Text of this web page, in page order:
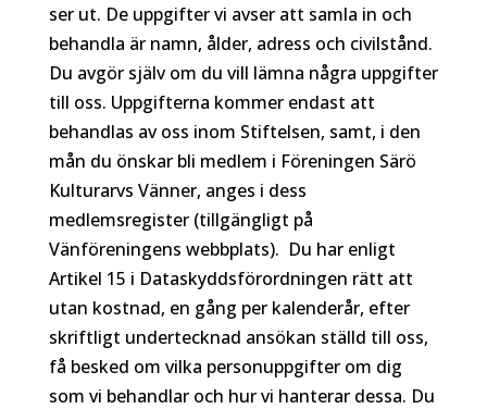
ser ut. De uppgifter vi avser att samla in och
behandla är namn, ålder, adress och civilstånd.
Du avgör själv om du vill lämna några uppgifter
till oss. Uppgifterna kommer endast att
behandlas av oss inom Stiftelsen, samt, i den
mån du önskar bli medlem i Föreningen Särö
Kulturarvs Vänner, anges i dess
medlemsregister (tillgängligt på
Vänföreningens webbplats). Du har enligt
Artikel 15 i Dataskyddsförordningen rätt att
utan kostnad, en gång per kalenderår, efter
skriftligt undertecknad ansökan ställd till oss,
få besked om vilka personuppgifter om dig
som vi behandlar och hur vi hanterar dessa. Du